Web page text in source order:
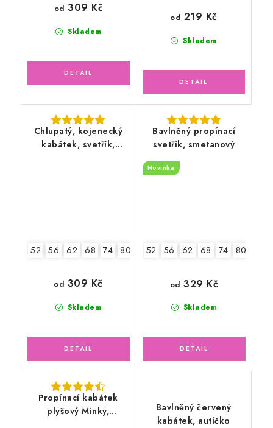
Skladem
od 309 Kč
Skladem
od 219 Kč
Chlupatý, kojenecký
kabátek, svetřík,
52 56 62 68 74 80 86
Skladem
od 309 Kč
Bavlněný propínací
svetřík, smetanový
Novinka
52 56 62 68 74 80
Skladem
od 329 Kč
Propínací kabátek
plyšový Minky,
Bavlněný červený
kabátek, autíčko